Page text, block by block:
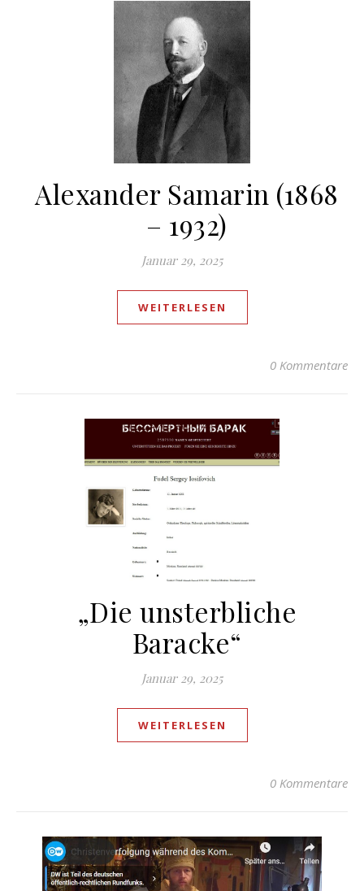
Alexander Samarin (1868
– 1932)
Januar 29, 2025
WEITERLESEN
0 Kommentare
„Die unsterbliche
Baracke“
Januar 29, 2025
WEITERLESEN
0 Kommentare